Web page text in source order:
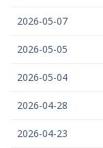
2026-05-07
2026-05-05
2026-05-04
2026-04-28
2026-04-23